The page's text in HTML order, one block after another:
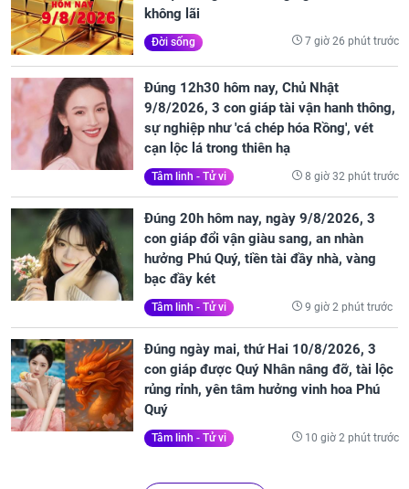
không lãi
Đời sống 7 giờ 26 phút trước
Đúng 12h30 hôm nay, Chủ Nhật
9/8/2026, 3 con giáp tài vận hanh thông,
sự nghiệp như 'cá chép hóa Rồng', vét
cạn lộc lá trong thiên hạ
Tâm linh - Tử vi 8 giờ 32 phút trước
Đúng 20h hôm nay, ngày 9/8/2026, 3
con giáp đổi vận giàu sang, an nhàn
hưởng Phú Quý, tiền tài đầy nhà, vàng
bạc đầy két
Tâm linh - Tử vi 9 giờ 2 phút trước
Đúng ngày mai, thứ Hai 10/8/2026, 3
con giáp được Quý Nhân nâng đỡ, tài lộc
rủng rỉnh, yên tâm hưởng vinh hoa Phú
Quý
Tâm linh - Tử vi 10 giờ 2 phút trước